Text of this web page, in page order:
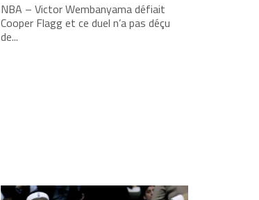
NBA – Victor Wembanyama défiait
Cooper Flagg et ce duel n’a pas déçu
de...